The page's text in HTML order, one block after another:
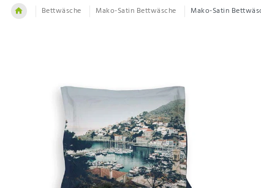
Bettwäsche Mako-Satin Bettwäsche Mako-Satin